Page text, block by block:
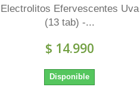
Electrolitos Efervescentes Uva
(13 tab) -...
$ 14.990
Disponible